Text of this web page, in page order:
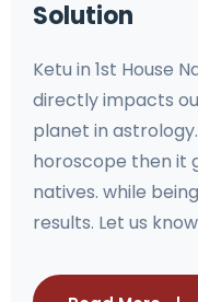
Solution
Ketu in 1st House
directly impacts
planet in
horoscope then it
natives. while
results. Let us